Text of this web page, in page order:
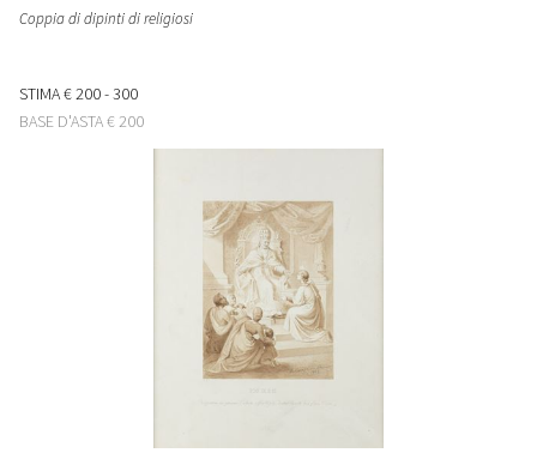
Coppia di dipinti di religiosi
STIMA€ 200 - 300
BASE D'ASTA€ 200